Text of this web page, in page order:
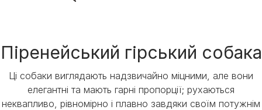
Піренейський гірський собака
Ці собаки виглядають надзвичайно міцними, але вони
елегантні та мають гарні пропорції; рухаються
неквапливо, рівномірно і плавно завдяки своїм потужнім